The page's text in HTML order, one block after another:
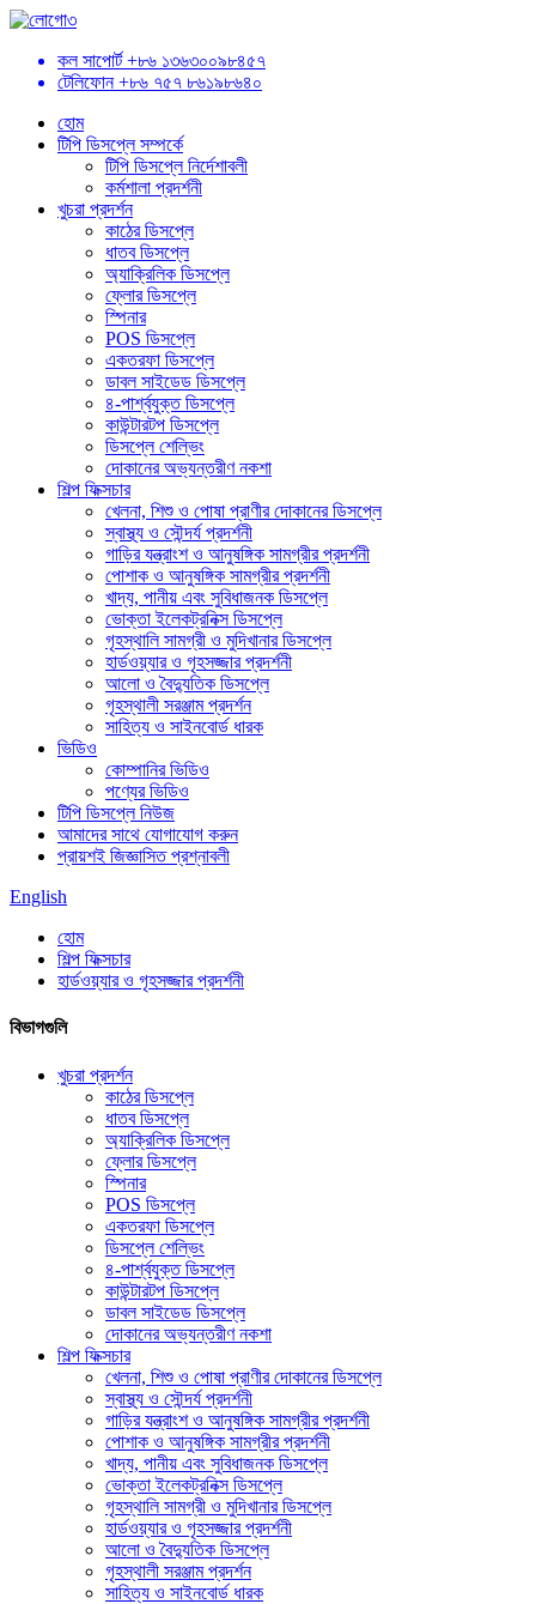
কল সাপোর্ট +৮৬ ১৩৬৩০০৯৮৪৫৭
টেলিফোন +৮৬ ৭৫৭ ৮৬১৯৮৬৪০
হোম
টিপি ডিসপ্লে সম্পর্কে
টিপি ডিসপ্লে নির্দেশাবলী
কর্মশালা প্রদর্শনী
খুচরা প্রদর্শন
কাঠের ডিসপ্লে
ধাতব ডিসপ্লে
অ্যাক্রিলিক ডিসপ্লে
ফ্লোর ডিসপ্লে
স্পিনার
POS ডিসপ্লে
একতরফা ডিসপ্লে
ডাবল সাইডেড ডিসপ্লে
৪-পার্শ্বযুক্ত ডিসপ্লে
কাউন্টারটপ ডিসপ্লে
ডিসপ্লে শেল্ভিং
দোকানের অভ্যন্তরীণ নকশা
শিল্প ফিক্সচার
খেলনা, শিশু ও পোষা প্রাণীর দোকানের ডিসপ্লে
স্বাস্থ্য ও সৌন্দর্য প্রদর্শনী
গাড়ির যন্ত্রাংশ ও আনুষঙ্গিক সামগ্রীর প্রদর্শনী
পোশাক ও আনুষঙ্গিক সামগ্রীর প্রদর্শনী
খাদ্য, পানীয় এবং সুবিধাজনক ডিসপ্লে
ভোক্তা ইলেকট্রনিক্স ডিসপ্লে
গৃহস্থালি সামগ্রী ও মুদিখানার ডিসপ্লে
হার্ডওয়্যার ও গৃহসজ্জার প্রদর্শনী
আলো ও বৈদ্যুতিক ডিসপ্লে
গৃহস্থালী সরঞ্জাম প্রদর্শন
সাহিত্য ও সাইনবোর্ড ধারক
ভিডিও
কোম্পানির ভিডিও
পণ্যের ভিডিও
টিপি ডিসপ্লে নিউজ
আমাদের সাথে যোগাযোগ করুন
প্রায়শই জিজ্ঞাসিত প্রশ্নাবলী
English
হোম
শিল্প ফিক্সচার
হার্ডওয়্যার ও গৃহসজ্জার প্রদর্শনী
বিভাগগুলি
খুচরা প্রদর্শন
কাঠের ডিসপ্লে
ধাতব ডিসপ্লে
অ্যাক্রিলিক ডিসপ্লে
ফ্লোর ডিসপ্লে
স্পিনার
POS ডিসপ্লে
একতরফা ডিসপ্লে
ডিসপ্লে শেল্ভিং
৪-পার্শ্বযুক্ত ডিসপ্লে
কাউন্টারটপ ডিসপ্লে
ডাবল সাইডেড ডিসপ্লে
দোকানের অভ্যন্তরীণ নকশা
শিল্প ফিক্সচার
খেলনা, শিশু ও পোষা প্রাণীর দোকানের ডিসপ্লে
স্বাস্থ্য ও সৌন্দর্য প্রদর্শনী
গাড়ির যন্ত্রাংশ ও আনুষঙ্গিক সামগ্রীর প্রদর্শনী
পোশাক ও আনুষঙ্গিক সামগ্রীর প্রদর্শনী
খাদ্য, পানীয় এবং সুবিধাজনক ডিসপ্লে
ভোক্তা ইলেকট্রনিক্স ডিসপ্লে
গৃহস্থালি সামগ্রী ও মুদিখানার ডিসপ্লে
হার্ডওয়্যার ও গৃহসজ্জার প্রদর্শনী
আলো ও বৈদ্যুতিক ডিসপ্লে
গৃহস্থালী সরঞ্জাম প্রদর্শন
সাহিত্য ও সাইনবোর্ড ধারক